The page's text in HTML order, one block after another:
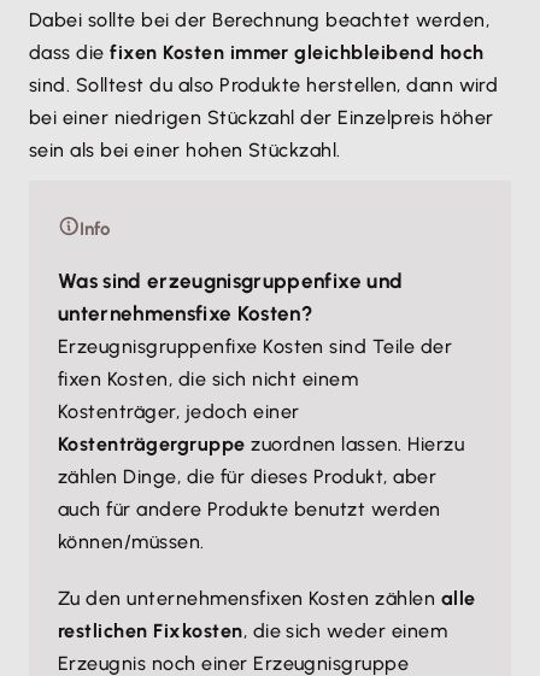
Dabei sollte bei der Berechnung beachtet werden,
dass diefixen Kosten immer gleichbleibend hoch
sind. Solltest du also Produkte herstellen, dann wird
bei einer niedrigen Stückzahl der Einzelpreis höher
sein als bei einer hohen Stückzahl.
Info
Was sind erzeugnisgruppenfixe und
unternehmensfixe Kosten?
Erzeugnisgruppenfixe Kosten sind Teile der
fixen Kosten, die sich nicht einem
Kostenträger, jedoch einer
Kostenträgergruppe zuordnen lassen. Hierzu
zählen Dinge, die für dieses Produkt, aber
auch für andere Produkte benutzt werden
können/müssen.
Zu den unternehmensfixen Kosten zählen alle
restlichen Fixkosten, die sich weder einem
Erzeugnis noch einer Erzeugnisgruppe